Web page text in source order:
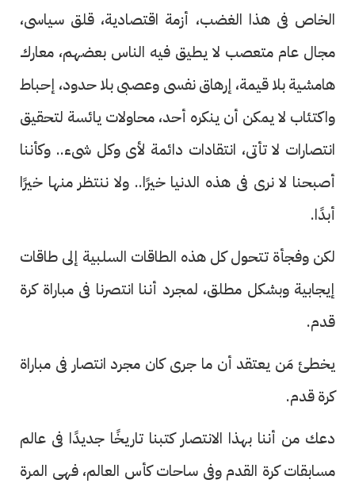
الخاص فى هذا الغضب، أزمة اقتصادية، قلق سياسى،
مجال عام متعصب لا يطيق فيه الناس بعضهم، معارك
هامشية بلا قيمة، إرهاق نفسى وعصبى بلا حدود، إحباط
واكتئاب لا يمكن أن ينكره أحد، محاولات يائسة لتحقيق
انتصارات لا تأتى، انتقادات دائمة لأى وكل شىء.. وكأننا
أصبحنا لا نرى فى هذه الدنيا خيرًا.. ولا ننتظر منها خيرًا
أبدًا.
لكن وفجأة تتحول كل هذه الطاقات السلبية إلى طاقات
إيجابية وبشكل مطلق، لمجرد أننا انتصرنا فى مباراة كرة
قدم.
يخطئ مَن يعتقد أن ما جرى كان مجرد انتصار فى مباراة
كرة قدم.
دعك من أننا بهذا الانتصار كتبنا تاريخًا جديدًا فى عالم
مسابقات كرة القدم وفى ساحات كأس العالم، فهى المرة